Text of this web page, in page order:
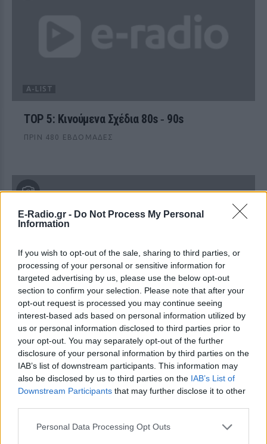
E-Radio.gr - Do Not Process My Personal
Information
If you wish to opt-out of the sale, sharing to third parties, or
processing of your personal or sensitive information for
targeted advertising by us, please use the below opt-out
section to confirm your selection. Please note that after your
opt-out request is processed you may continue seeing
interest-based ads based on personal information utilized by
us or personal information disclosed to third parties prior to
your opt-out. You may separately opt-out of the further
disclosure of your personal information by third parties on the
IAB’s list of downstream participants. This information may
also be disclosed by us to third parties on the IAB’s List of
Downstream Participants that may further disclose it to other
Personal Data Processing Opt Outs
A-LIST
TOP 5: Κινούμενα Σχέδια 80s ‑ 90s
ΠΡΙΝ 480 ΕΒΔΟΜΆΔΕΣ
RETRO
Αγαπημένα παιχνίδια των 90s που δεν θα
ξεχάσουμε ποτέ
Έτσι δεν είναι;
ΠΡΙΝ 481 ΕΒΔΟΜΆΔΕΣ